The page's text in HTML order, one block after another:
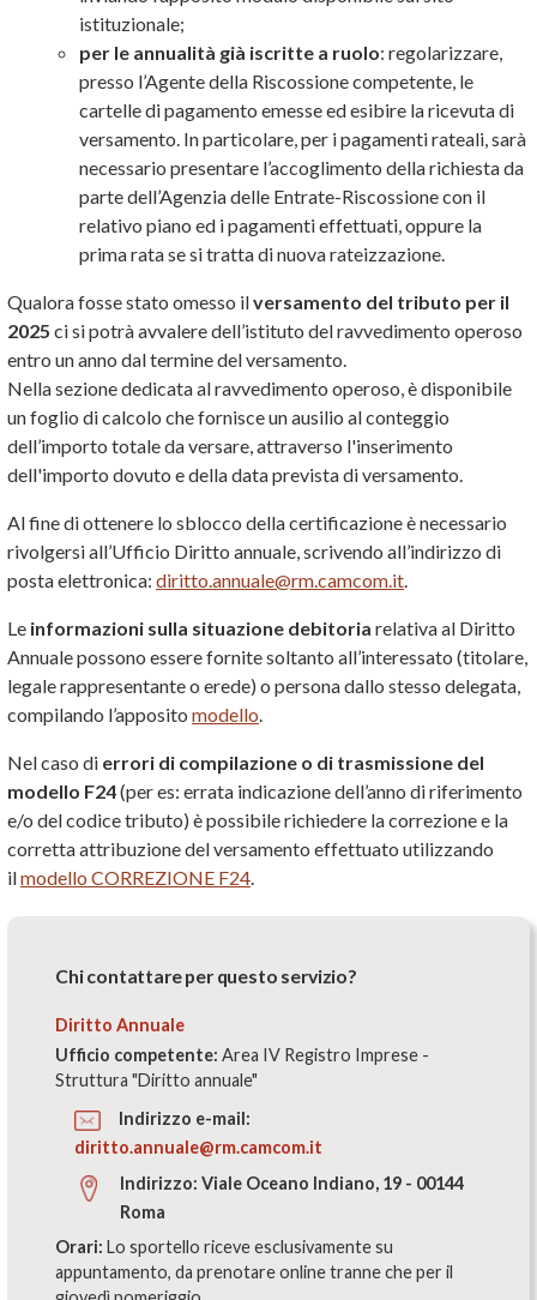
istituzionale;
per le annualità già iscritte a ruolo: regolarizzare,
presso l’Agente della Riscossione competente, le
cartelle di pagamento emesse ed esibire la ricevuta di
versamento. In particolare, per i pagamenti rateali, sarà
necessario presentare l’accoglimento della richiesta da
parte dell’Agenzia delle Entrate-Riscossione con il
relativo piano ed i pagamenti effettuati, oppure la
prima rata se si tratta di nuova rateizzazione.
Qualora fosse stato omesso ilversamento del tributo per il
2025 ci si potrà avvalere dell’istituto del ravvedimento operoso
entro un anno dal termine del versamento.
Nella sezione dedicata al ravvedimento operoso, è disponibile
un foglio di calcolo che fornisce un ausilio al conteggio
dell’importo totale da versare, attraverso l'inserimento
dell'importo dovuto e della data prevista di versamento.
Al fine di ottenere lo sblocco della certificazione è necessario
rivolgersi all’Ufficio Diritto annuale, scrivendo all’indirizzo di
posta elettronica: diritto.annuale@rm.camcom.it.
Le informazioni sulla situazione debitoria relativa al Diritto
Annuale possono essere fornite soltanto all’interessato (titolare,
legale rappresentante o erede) o persona dallo stesso delegata,
compilando l’apposito modello.
Nel caso di errori di compilazione o di trasmissione del
modello F24(per es: errata indicazione dell’anno di riferimento
e/o del codice tributo) è possibile richiedere la correzione e la
corretta attribuzione del versamento effettuato utilizzando
ilmodello CORREZIONE F24.
Chi contattare per questo servizio?
Diritto Annuale
Ufficio competente: Area IV Registro Imprese -
Struttura "Diritto annuale"
Indirizzo e-mail:
diritto.annuale@rm.camcom.it
Indirizzo:Viale Oceano Indiano, 19 - 00144
Roma
Orari: Lo sportello riceve esclusivamente su
appuntamento, da prenotare online tranne che per il